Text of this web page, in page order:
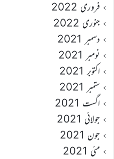
فروری 2022
جنوری 2022
دسمبر 2021
نومبر 2021
اکتوبر 2021
ستمبر 2021
اگست 2021
جولائی 2021
جون 2021
مئی 2021